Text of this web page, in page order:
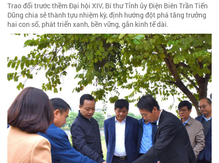
Trao đổi trước thềm Đại hội XIV, Bí thư Tỉnh ủy Điện Biên Trần Tiến
Dũng chia sẻ thành tựu nhiệm kỳ, định hướng đột phá tăng trưởng
hai con số, phát triển xanh, bền vững, gắn kinh tế dài.